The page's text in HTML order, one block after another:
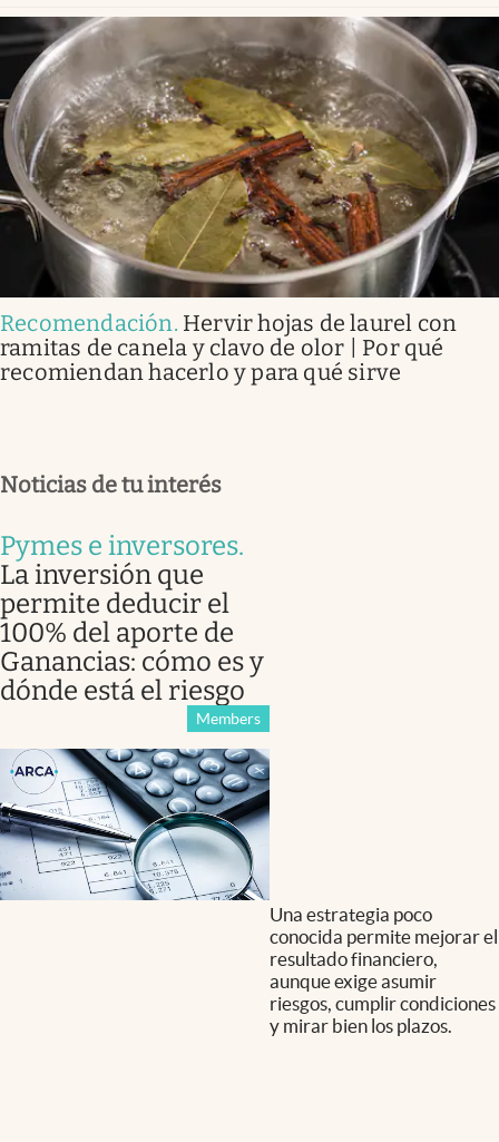
Recomendación. Hervir hojas de laurel con
ramitas de canela y clavo de olor | Por qué
recomiendan hacerlo y para qué sirve
Noticias de tu interés
Pymes e inversores.
La inversión que
permite deducir el
100% del aporte de
Ganancias: cómo es y
dónde está el riesgo
Members
Una estrategia poco
conocida permite mejorar el
resultado financiero,
aunque exige asumir
riesgos, cumplir condiciones
y mirar bien los plazos.